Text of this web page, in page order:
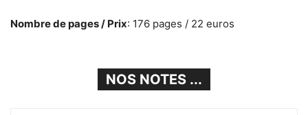
Nombre de pages / Prix: 176 pages / 22 euros
NOS NOTES ...